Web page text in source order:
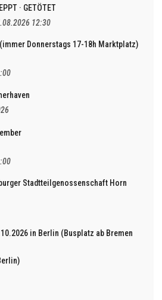
· GETÖTET
12:30
Donnerstags 17-18h Marktplatz)
Stadtteilgenossenschaft Horn
in Berlin (Busplatz ab Bremen